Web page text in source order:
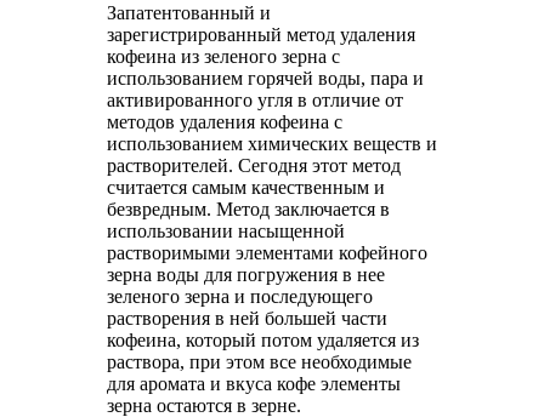
Запатентованный и
зарегистрированный метод удаления
кофеина из зеленого зерна с
использованием горячей воды, пара и
активированного угля в отличие от
методов удаления кофеина с
использованием химических веществ и
растворителей. Сегодня этот метод
считается самым качественным и
безвредным. Метод заключается в
использовании насыщенной
растворимыми элементами кофейного
зерна воды для погружения в нее
зеленого зерна и последующего
растворения в ней большей части
кофеина, который потом удаляется из
раствора, при этом все необходимые
для аромата и вкуса кофе элементы
зерна остаются в зерне.